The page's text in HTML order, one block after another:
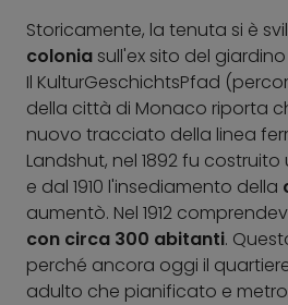
Storicamente, la tenuta si è
colonia sull'ex sito del
Il KulturGeschichtsPfad
della città di Monaco riporta
nuovo tracciato della linea
Landshut, nel 1892 fu
e dal 1910 l'insediamento della
aumentò. Nel 1912
con circa 300 abitanti.
perché ancora oggi il
adulto che pianificato e